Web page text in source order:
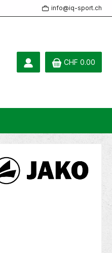
info@iq-sport.ch
CHF 0.00